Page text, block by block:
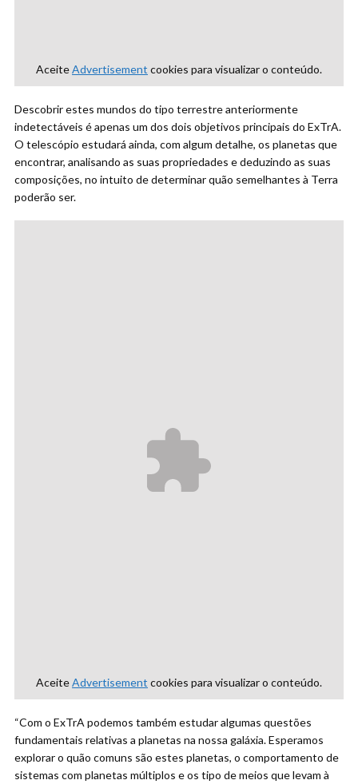
AceiteAdvertisement cookies para visualizar o conteúdo.
Descobrir estes mundos do tipo terrestre anteriormente
indetectáveis é apenas um dos dois objetivos principais do ExTrA.
O telescópio estudará ainda, com algum detalhe, os planetas que
encontrar, analisando as suas propriedades e deduzindo as suas
composições, no intuito de determinar quão semelhantes à Terra
poderão ser.
AceiteAdvertisement cookies para visualizar o conteúdo.
“Com o ExTrA podemos também estudar algumas questões
fundamentais relativas a planetas na nossa galáxia. Esperamos
explorar o quão comuns são estes planetas, o comportamento de
sistemas com planetas múltiplos e os tipo de meios que levam à